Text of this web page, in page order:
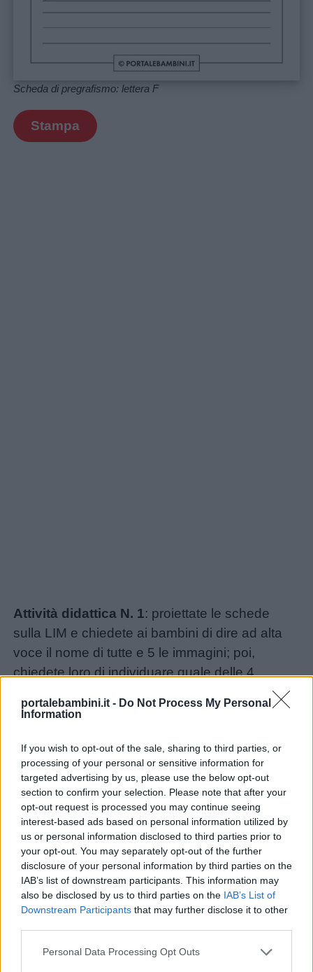
portalebambini.it - Do Not Process My Personal
Information
If you wish to opt-out of the sale, sharing to third parties, or
processing of your personal or sensitive information for
targeted advertising by us, please use the below opt-out
section to confirm your selection. Please note that after your
opt-out request is processed you may continue seeing
interest-based ads based on personal information utilized by
us or personal information disclosed to third parties prior to
your opt-out. You may separately opt-out of the further
disclosure of your personal information by third parties on the
IAB’s list of downstream participants. This information may
also be disclosed by us to third parties on the IAB’s List of
Downstream Participants that may further disclose it to other
Personal Data Processing Opt Outs
Scheda di pregrafismo: lettera F
Stampa
Attività didattica N. 1: proiettate le schede
sulla LIM e chiedete ai bambini di dire ad alta
voce il nome di tutte e 5 le immagini; poi,
chiedete loro di individuare quale delle 4
dell’immagine al centro del cerchio.